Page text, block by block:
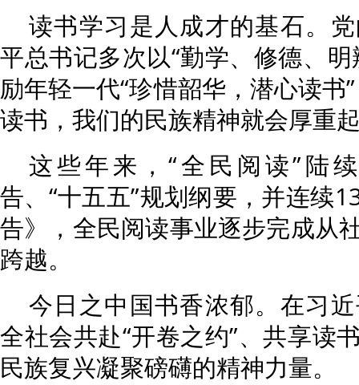
读书学习是人成才的基石。
平总书记多次以“勤学、修德、
励年轻一代“珍惜韶华，潜心读书
读书，我们的民族精神就会厚重
这些年来，“全民阅读”陆
告、“十五五”规划纲要，并连续
告》，全民阅读事业逐步完成从
跨越。
今日之中国书香浓郁。在习
全社会共赴“开卷之约”、共享读
民族复兴凝聚磅礴的精神力量。